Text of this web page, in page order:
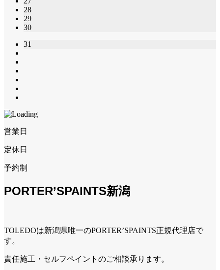
28
29
30
31
営業日
定休日
予約制
PORTER’SPAINTS新潟
TOLEDOは新潟県唯一のPORTER’SPAINTS正規代理店で
す。
責任施工・セルフペイントのご相談承ります。